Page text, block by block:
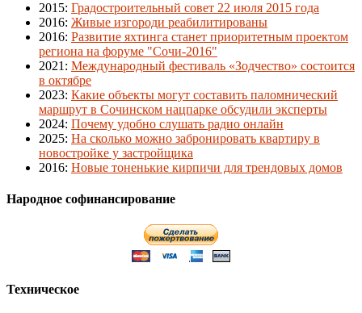
2015: Градостроительный совет 22 июля 2015 года
2016: Живые изгороди реабилитированы
2016: Развитие яхтинга станет приоритетным проектом
региона на форуме "Сочи-2016"
2021 : Международный фестиваль «Зодчество» состоится
в октябре
2023: Какие объекты могут составить паломнический
маршрут в Сочинском нацпарке обсудили эксперты
2024: Почему удобно слушать радио онлайн
2025: На сколько можно забронировать квартиру в
новостройке у застройщика
2016: Новые тоненькие кирпичи для трендовых домов
Народное софинансирование
Техническое